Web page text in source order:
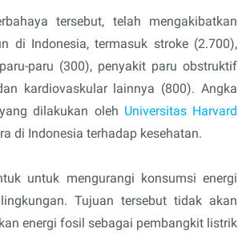
tersebut, telah mengakibatkan
di Indonesia, termasuk stroke (2.700),
paru (300), penyakit paru obstruktif
kardiovaskular lainnya (800). Angka
dilakukan oleh Universitas Harvard
di Indonesia terhadap kesehatan.
untuk mengurangi konsumsi energi
Tujuan tersebut tidak akan
energi fosil sebagai pembangkit listrik